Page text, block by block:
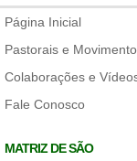
Página Inicial
Pastorais e
Colaborações e
Fale Conosco
MATRIZ DE SÃO